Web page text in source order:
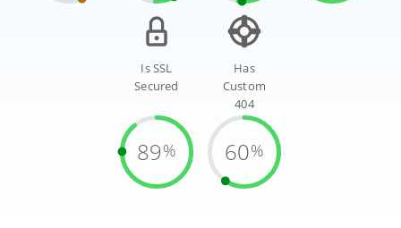
Is SSL
Secured
89%
Has
Custom
404
60%